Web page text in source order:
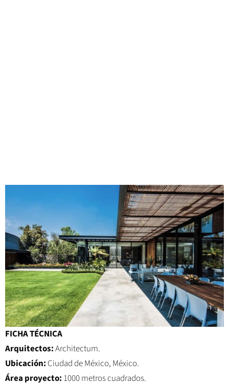
FICHA TÉCNICA
Arquitectos:Architectum.
Ubicación: Ciudad de México, México.
Área proyecto: 1000 metros cuadrados.